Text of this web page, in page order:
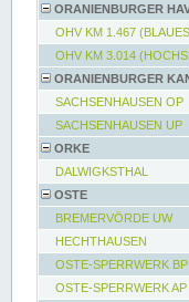
ORANIENBURGER
OHV KM 1.467
OHV KM 3.014
ORANIENBURGER
SACHSENHAUSEN OP
SACHSENHAUSEN UP
ORKE
DALWIGKSTHAL
OSTE
BREMERVÖRDE UW
HECHTHAUSEN
OSTE-SPERRWERK BP
OSTE-SPERRWERK AP